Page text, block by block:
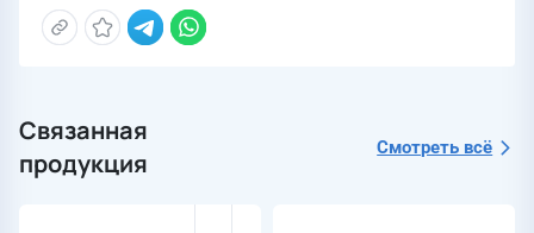
Связанная
продукция
Смотреть всё